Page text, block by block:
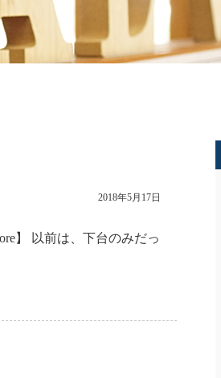
2018年5月17日
】 以前は、下台のみだっ